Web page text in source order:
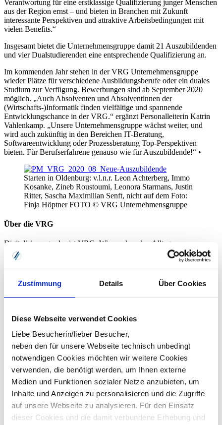
Zustimmung Details Über Cookies
Diese Webseite verwendet Cookies
Liebe Besucherin/lieber Besucher,
neben den für unsere Webseite technisch unbedingt
notwendigen Cookies möchten wir weitere Cookies
verwenden, die benötigt werden, um Ihnen externe
Medien und Funktionen sozialer Netze anzubieten, um
Inhalte und Anzeigen zu personalisieren und die Zugriffe
auf unsere Webseite zu analysieren. Für den Einsatz
dieser Cookies und die damit verbundene Erhebung und
Verantwortung für eine erstklassige Qualifizierung junger Menschen
aus der Region ernst – und bieten in Branchen mit Zukunft
interessante Perspektiven und attraktive Arbeitsbedingungen mit
vielen Benefits.“
Insgesamt bietet die Unternehmensgruppe damit 21 Auszubildenden
und vier Dualstudierenden eine entsprechende Qualifizierung an.
Im kommenden Jahr stehen in der VRG Unternehmensgruppe
wieder Plätze für verschiedene Ausbildungsberufe oder ein duales
Studium zur Verfügung. Bewerbungen sind ab September 2020
möglich. „Auch Absolventen und Absolventinnen der
(Wirtschafts-)Informatik finden vielfältige und spannende
Entwicklungschance in der VRG.“ ergänzt Personalleiterin Katrin
Vahlenkamp. „Unsere Unternehmensgruppe wächst weiter, und
wird auch zukünftig in den Bereichen IT-Beratung,
Softwareentwicklung oder Prozessberatung Top-Perspektiven
bieten. Für Berufserfahrene genauso wie für Auszubildende!“ •
Starten in Oldenburg: v.l.n.r. Leon Achterberg, Immo
Kosanke, Zineb Roustoumi, Leonora Starmans, Justin
Ritter, Sascha Maximilian Senft, nicht auf dem Foto:
Finja Höptner FOTO © VRG Unternehmensgruppe
Über die VRG
Digitalisierung - das ist VRG. Wir machen den Alltag unserer
Kunden einfach leichter: Mit Software & Services rund um
Personalabrechnung & Personalmanagement, Travelmanagement,
Lösungen für die Sozialwirtschaft,Prozessoptimierung, EIM, EDI
oder Druck, IT und Cloud
. Mit eigener Software-Entwicklung und
Rechenzentrum, an 9 Standorten bundesweit und mit rund 500
Menschen an Bord, die auch für die Zukunft ganz viele Ideen
Mehr über uns erfahren
Angela Rieger M.A.
Marketing/PR